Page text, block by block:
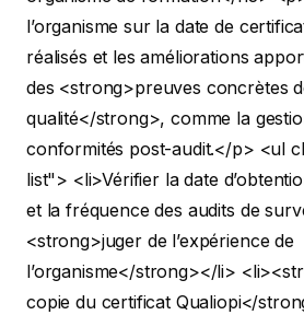
l’organisme sur la date de
réalisés et les améliorations
des <strong>preuves concrètes
qualité</strong>, comme la
conformités post-audit.</p> <ul
list"> <li>Vérifier la date
et la fréquence des audits de
<strong>juger de l’expérience de
l’organisme</strong></li>
copie du certificat Qualiopi</